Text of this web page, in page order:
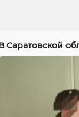
Саратовской